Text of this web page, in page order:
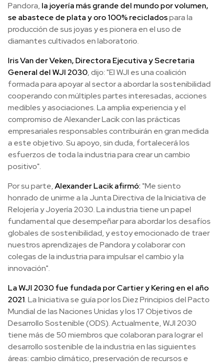
Pandora, la joyería más grande del mundo por volumen,
se abastece de plata y oro 100% recicladospara la
producción de sus joyas y es pionera en el uso de
diamantes cultivados en laboratorio.
Iris Van der Veken, Directora Ejecutiva y Secretaria
General del WJI 2030, dijo: "El WJI es una coalición
formada para apoyar al sector a abordar la sostenibilidad
cooperando con múltiples partes interesadas, acciones
medibles y asociaciones. La amplia experiencia y el
compromiso de Alexander Lacik con las prácticas
empresariales responsables contribuirán en gran medida
a este objetivo. Su apoyo, sin duda, fortalecerá los
esfuerzos de toda la industria para crear un cambio
positivo".
Por su parte,Alexander Lacik afirmó:"Me siento
honrado de unirme a la Junta Directiva de la Iniciativa de
Relojería y Joyería 2030. La industria tiene un papel
fundamental que desempeñar para abordar los desafíos
globales de sostenibilidad, y estoy emocionado de traer
nuestros aprendizajes de Pandora y colaborar con
colegas de la industria para impulsar el cambio y la
innovación".
La WJI 2030 fue fundada por Cartier y Kering en el año
2021. La Iniciativa se guía por los Diez Principios del Pacto
Mundial de las Naciones Unidas y los 17 Objetivos de
Desarrollo Sostenible (ODS). Actualmente, WJI 2030
tiene más de 50 miembros que colaboran para lograr el
desarrollo sostenible de la industria en las siguientes
áreas: cambio climático, preservación de recursos e